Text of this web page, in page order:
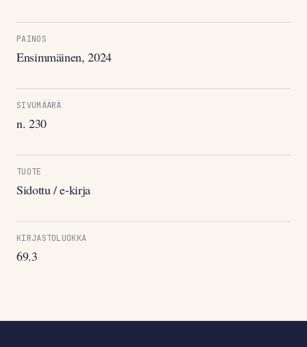
PAINOS
Ensimmäinen, 2024
SIVUMÄÄRÄ
n. 230
TUOTE
Sidottu / e-kirja
KIRJASTOLUOKKA
69.3